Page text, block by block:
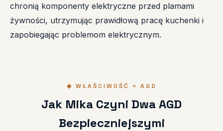
chronią komponenty elektryczne przed plamami
żywności, utrzymując prawidłową pracę kuchenki i
zapobiegając problemom elektrycznym.
◆ WŁAŚCIWOŚĆ × AGD
Jak Mika Czyni Dwa AGD
Bezpieczniejszymi